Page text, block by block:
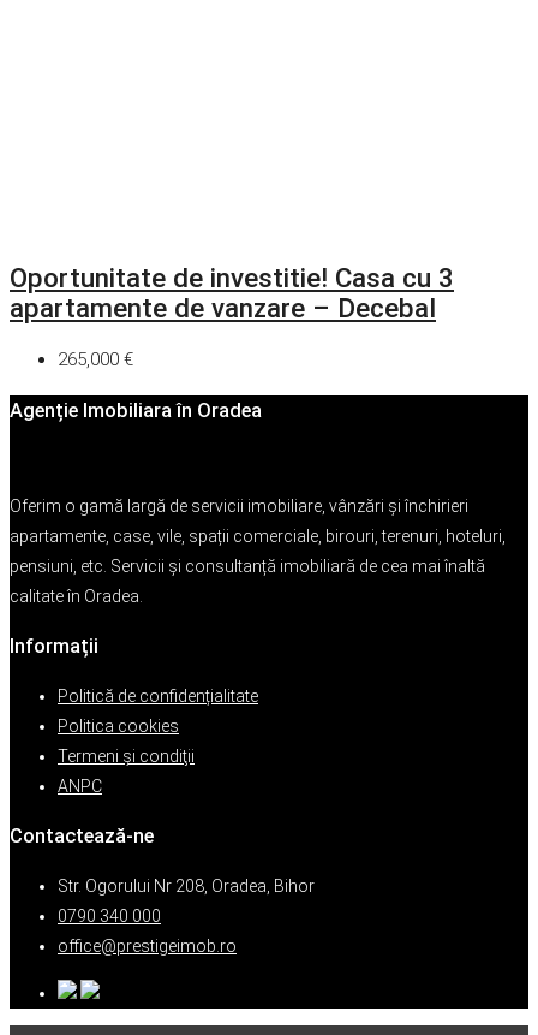
Oportunitate de investitie! Casa cu 3
apartamente de vanzare – Decebal
265,000 €
Agenție Imobiliara în Oradea
Oferim o gamă largă de servicii imobiliare, vânzări și închirieri
apartamente, case, vile, spații comerciale, birouri, terenuri, hoteluri,
pensiuni, etc. Servicii și consultanță imobiliară de cea mai înaltă
calitate în Oradea.
Informații
Politică de confidențialitate
Politica cookies
Termeni şi condiţii
ANPC
Contactează-ne
Str. Ogorului Nr 208, Oradea, Bihor
0790 340 000
office@prestigeimob.ro